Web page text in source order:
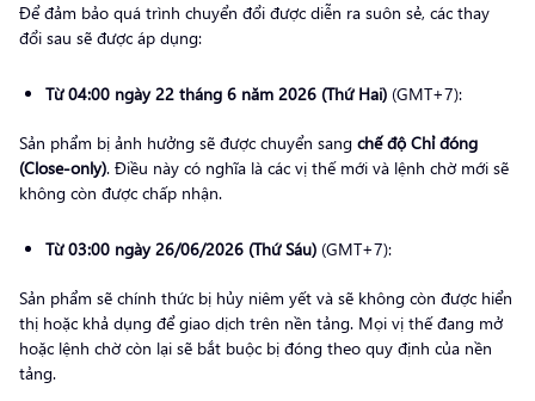
Để đảm bảo quá trình chuyển đổi được diễn ra suôn sẻ, các thay
đổi sau sẽ được áp dụng:
Từ 04:00 ngày 22 tháng 6 năm 2026 (Thứ Hai) (GMT+7):
Sản phẩm bị ảnh hưởng sẽ được chuyển sang chế độ Chỉ đóng
(Close-only). Điều này có nghĩa là các vị thế mới và lệnh chờ mới sẽ
không còn được chấp nhận.
Từ 03:00 ngày 26/06/2026 (Thứ Sáu) (GMT+7):
Sản phẩm sẽ chính thức bị hủy niêm yết và sẽ không còn được hiển
thị hoặc khả dụng để giao dịch trên nền tảng. Mọi vị thế đang mở
hoặc lệnh chờ còn lại sẽ bắt buộc bị đóng theo quy định của nền
tảng.